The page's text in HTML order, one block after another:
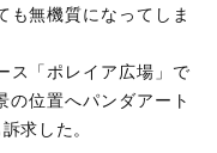
も無機質になってしま
ス「ポレイア広場」で
の位置へパンダアート
求した。